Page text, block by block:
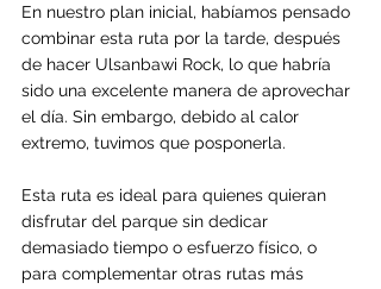
En nuestro plan inicial, habíamos pensado
combinar esta ruta por la tarde, después
de hacer Ulsanbawi Rock, lo que habría
sido una excelente manera de aprovechar
el día. Sin embargo, debido al calor
extremo, tuvimos que posponerla.
Esta ruta es ideal para quienes quieran
disfrutar del parque sin dedicar
demasiado tiempo o esfuerzo físico, o
para complementar otras rutas más